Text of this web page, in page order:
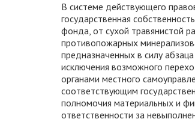
В системе действующего
государственная
фонда, от сухой травянистой
противопожарных
предназначенных в силу
исключения возможного
органами местного
соответствующим
полномочия материальных и
ответственности за